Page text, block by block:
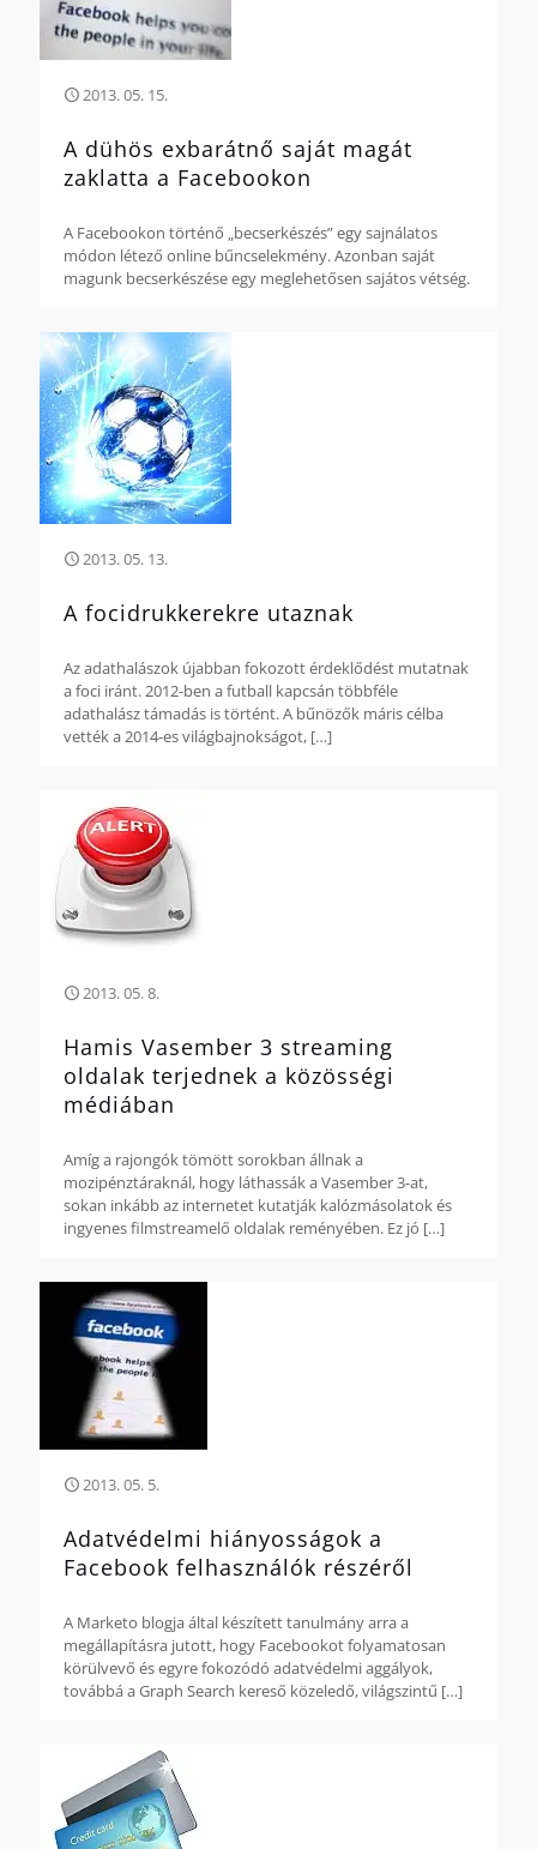
2013. 05. 15.
A dühös exbarátnő saját magát
zaklatta a Facebookon
A Facebookon történő „becserkészés” egy sajnálatos
módon létező online bűncselekmény. Azonban saját
magunk becserkészése egy meglehetősen sajátos vétség.
2013. 05. 13.
A focidrukkerekre utaznak
Az adathalászok újabban fokozott érdeklődést mutatnak
a foci iránt. 2012-ben a futball kapcsán többféle
adathalász támadás is történt. A bűnözők máris célba
vették a 2014-es világbajnokságot, […]
2013. 05. 8.
Hamis Vasember 3 streaming
oldalak terjednek a közösségi
médiában
Amíg a rajongók tömött sorokban állnak a
mozipénztáraknál, hogy láthassák a Vasember 3-at,
sokan inkább az internetet kutatják kalózmásolatok és
ingyenes filmstreamelő oldalak reményében. Ez jó […]
2013. 05. 5.
Adatvédelmi hiányosságok a
Facebook felhasználók részéről
A Marketo blogja által készített tanulmány arra a
megállapításra jutott, hogy Facebookot folyamatosan
körülvevő és egyre fokozódó adatvédelmi aggályok,
továbbá a Graph Search kereső közeledő, világszintű […]